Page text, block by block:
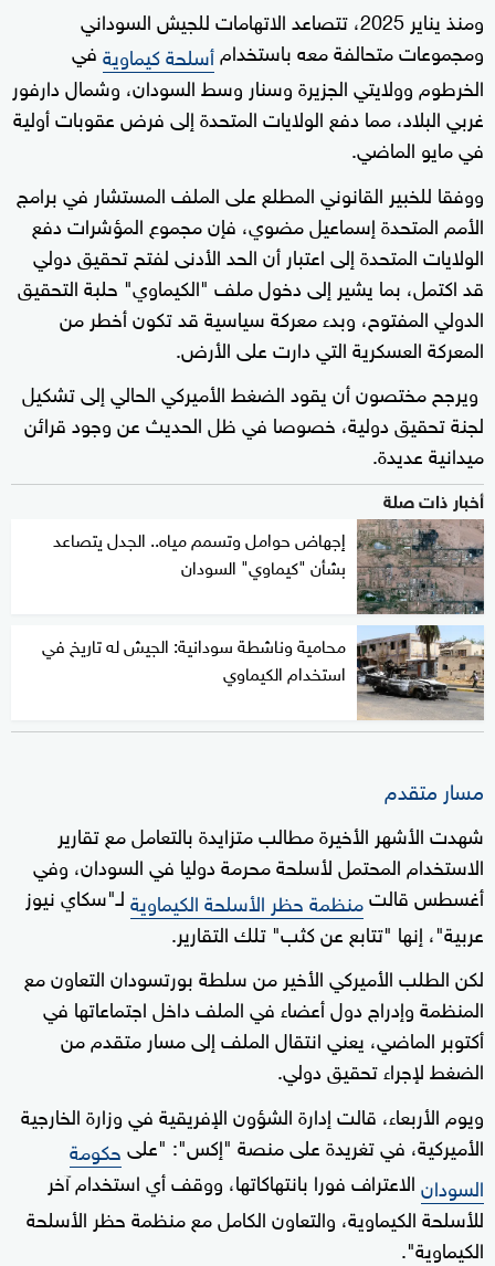
ومنذ يناير 2025، تتصاعد الاتهامات للجيش السوداني
ومجموعات متحالفة معه باستخدامأسلحة كيماويةفي
الخرطوم وولايتي الجزيرة وسنار وسط السودان، وشمال دارفور
غربي البلاد، مما دفع الولايات المتحدة إلى فرض عقوبات أولية
في مايو الماضي.
ووفقا للخبير القانوني المطلع على الملف المستشار في برامج
الأمم المتحدة إسماعيل مضوي، فإن مجموع المؤشرات دفع
الولايات المتحدة إلى اعتبار أن الحد الأدنى لفتح تحقيق دولي
قد اكتمل، بما يشير إلى دخول ملف "الكيماوي" حلبة التحقيق
الدولي المفتوح، وبدء معركة سياسية قد تكون أخطر من
المعركة العسكرية التي دارت على الأرض.
ويرجح مختصون أن يقود الضغط الأميركي الحالي إلى تشكيل
لجنة تحقيق دولية، خصوصا في ظل الحديث عن وجود قرائن
ميدانية عديدة.
أخبار ذات صلة
إجهاض حوامل وتسمم مياه.. الجدل يتصاعد
بشأن "كيماوي" السودان
محامية وناشطة سودانية: الجيش له تاريخ في
استخدام الكيماوي
مسار متقدم
شهدت الأشهر الأخيرة مطالب متزايدة بالتعامل مع تقارير
الاستخدام المحتمل لأسلحة محرمة دوليا في السودان، وفي
أغسطس قالتمنظمة حظر الأسلحة الكيماويةلـ"سكاي نيوز
عربية"، إنها "تتابع عن كثب" تلك التقارير.
لكن الطلب الأميركي الأخير من سلطة بورتسودان التعاون مع
المنظمة وإدراج دول أعضاء في الملف داخل اجتماعاتها في
أكتوبر الماضي، يعني انتقال الملف إلى مسار متقدم من
الضغط لإجراء تحقيق دولي.
ويوم الأربعاء، قالت إدارة الشؤون الإفريقية في وزارة الخارجية
الأميركية، في تغريدة على منصة "إكس": "علىحكومة
السودانالاعتراف فورا بانتهاكاتها، ووقف أي استخدام آخر
للأسلحة الكيماوية، والتعاون الكامل مع منظمة حظر الأسلحة
الكيماوية".